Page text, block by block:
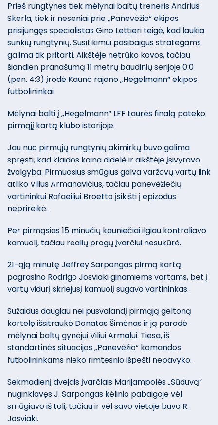
Prieš rungtynes tiek mėlynai baltų treneris Andrius
Skerla, tiek ir neseniai prie „Panevėžio“ ekipos
prisijungęs specialistas Gino Lettieri teigė, kad laukia
sunkių rungtynių. Susitikimui pasibaigus strategams
galima tik pritarti. Aikštėje netrūko kovos, tačiau
šiandien pranašumą 11 metrų baudinių serijoje 0:0
(pen. 4:3) įrodė Kauno rajono „Hegelmann“ ekipos
futbolininkai.
Mėlynai balti į „Hegelmann“ LFF taurės finalą pateko
pirmąjį kartą klubo istorijoje.
Jau nuo pirmųjų rungtynių akimirkų buvo galima
spręsti, kad klaidos kaina didelė ir aikštėje įsivyravo
žvalgyba. Pirmuosius smūgius galva varžovų vartų link
atliko Vilius Armanavičius, tačiau panevėžiečių
vartininkui Rafaeiliui Broetto įsikišti į epizodus
neprireikė.
Per pirmąsias 15 minučių kauniečiai ilgiau kontroliavo
kamuolį, tačiau realių progų įvarčiui nesukūrė.
21-ąją minutę Jeffrey Sarpongas pirmą kartą
pagrasino Rodrigo Josviaki ginamiems vartams, bet į
vartų vidurį skriejusį kamuolį sugavo vartininkas.
Sužaidus daugiau nei pusvalandį pirmąją geltoną
kortelę išsitraukė Donatas Šimėnas ir ją parodė
mėlynai baltų gynėjui Viliui Armalui. Tiesa, iš
standartinės situacijos „Panevėžio“ komandos
futbolininkams nieko rimtesnio išpešti nepavyko.
Sekmadienį dvejais įvarčiais Marijampolės „Sūduvą“
nuginklavęs J. Sarpongas kėlinio pabaigoje vėl
smūgiavo iš toli, tačiau ir vėl savo vietoje buvo R.
Josviaki.